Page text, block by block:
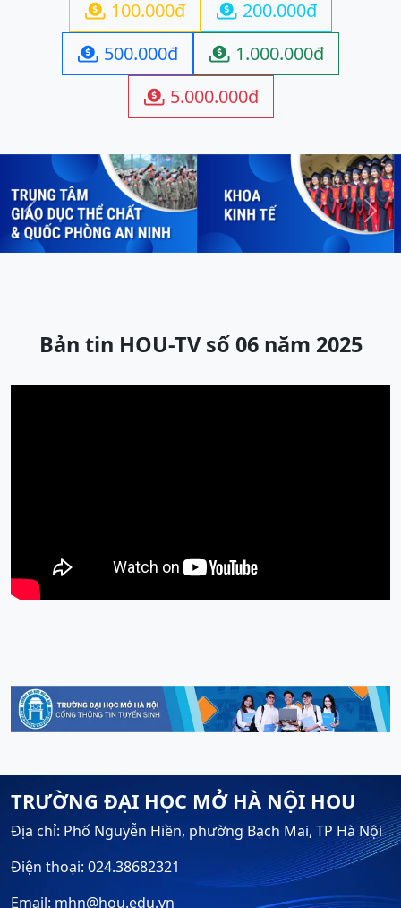
 100.000đ  200.000đ
 500.000đ  1.000.000đ
 5.000.000đ
Previous Next
Bản tin HOU-TV số 06 năm 2025
TRƯỜNG ĐẠI HỌC MỞ HÀ NỘI HOU
Địa chỉ: Phố Nguyễn Hiền, phường Bạch Mai, TP Hà Nội
Điện thoại: 024.38682321
Email: mhn@hou.edu.vn